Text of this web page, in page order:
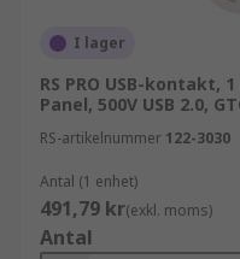
I lager
RS PRO USB-kontakt,
Panel, 500V USB 2.0,
RS-artikelnummer 122-3030
Antal (1 enhet)
491,79 kr(exkl. moms)
Antal